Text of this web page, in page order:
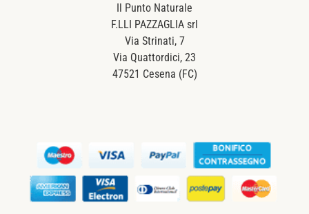
Il Punto Naturale
F.LLI PAZZAGLIA srl
Via Strinati, 7
Via Quattordici, 23
47521 Cesena (FC)